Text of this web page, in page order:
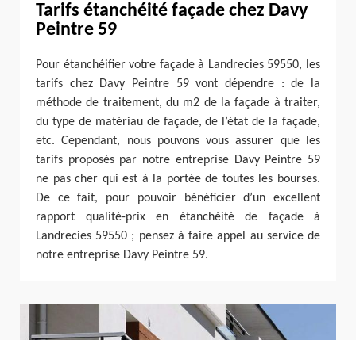
Tarifs étanchéité façade chez Davy
Peintre 59
Pour étanchéifier votre façade à Landrecies 59550, les
tarifs chez Davy Peintre 59 vont dépendre : de la
méthode de traitement, du m2 de la façade à traiter,
du type de matériau de façade, de l’état de la façade,
etc. Cependant, nous pouvons vous assurer que les
tarifs proposés par notre entreprise Davy Peintre 59
ne pas cher qui est à la portée de toutes les bourses.
De ce fait, pour pouvoir bénéficier d’un excellent
rapport qualité-prix en étanchéité de façade à
Landrecies 59550 ; pensez à faire appel au service de
notre entreprise Davy Peintre 59.